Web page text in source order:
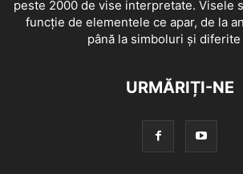
peste 2000 de vise interpretate. Visele
funcție de elementele ce apar, de la
până la simboluri și diferite
URMĂRIȚI-NE